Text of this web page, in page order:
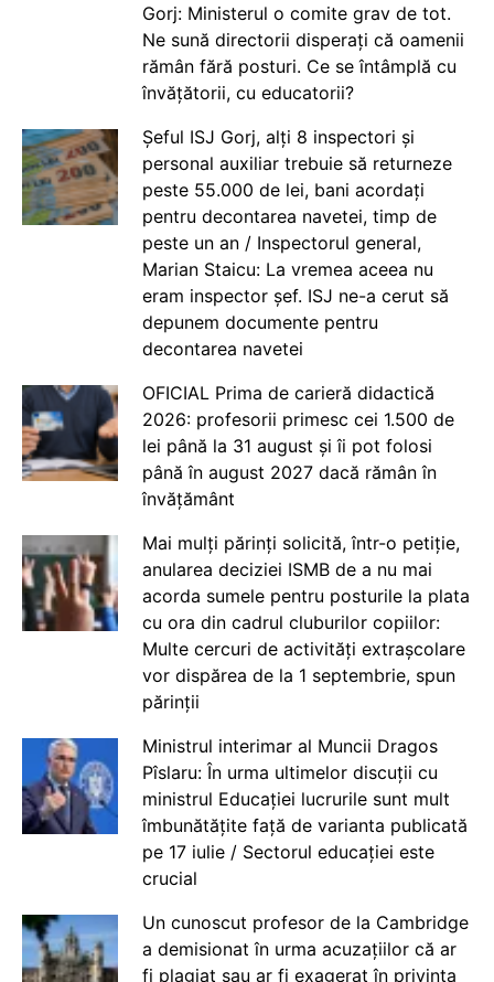
Gorj: Ministerul o comite grav de tot.
Ne sună directorii disperați că oamenii
rămân fără posturi. Ce se întâmplă cu
învățătorii, cu educatorii?
Șeful ISJ Gorj, alți 8 inspectori și
personal auxiliar trebuie să returneze
peste 55.000 de lei, bani acordați
pentru decontarea navetei, timp de
peste un an / Inspectorul general,
Marian Staicu: La vremea aceea nu
eram inspector șef. ISJ ne-a cerut să
depunem documente pentru
decontarea navetei
OFICIAL Prima de carieră didactică
2026: profesorii primesc cei 1.500 de
lei până la 31 august și îi pot folosi
până în august 2027 dacă rămân în
învățământ
Mai mulți părinți solicită, într-o petiție,
anularea deciziei ISMB de a nu mai
acorda sumele pentru posturile la plata
cu ora din cadrul cluburilor copiilor:
Multe cercuri de activități extrașcolare
vor dispărea de la 1 septembrie, spun
părinții
Ministrul interimar al Muncii Dragos
Pîslaru: În urma ultimelor discuții cu
ministrul Educației lucrurile sunt mult
îmbunătățite față de varianta publicată
pe 17 iulie / Sectorul educației este
crucial
Un cunoscut profesor de la Cambridge
a demisionat în urma acuzațiilor că ar
fi plagiat sau ar fi exagerat în privința